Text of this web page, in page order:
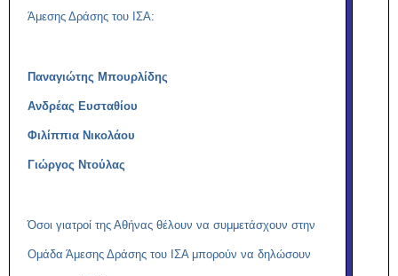
Άμεσης Δράσης του ΙΣΑ:
Παναγιώτης Μπουρλίδης
Ανδρέας Ευσταθίου
Φιλίππια Νικολάου
Γιώργος Ντούλας
Όσοι γιατροί της Αθήνας θέλουν να συμμετάσχουν στην
Ομάδα Άμεσης Δράσης του ΙΣΑ μπορούν να δηλώσουν